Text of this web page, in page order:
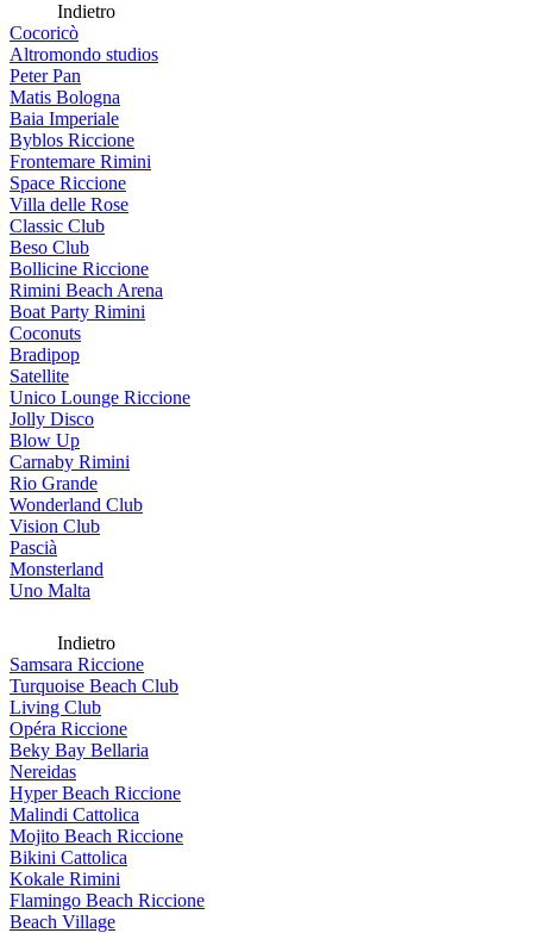
Indietro
Cocoricò
Altromondo studios
Peter Pan
Matis Bologna
Baia Imperiale
Byblos Riccione
Frontemare Rimini
Space Riccione
Villa delle Rose
Classic Club
Beso Club
Bollicine Riccione
Rimini Beach Arena
Boat Party Rimini
Coconuts
Bradipop
Satellite
Unico Lounge Riccione
Jolly Disco
Blow Up
Carnaby Rimini
Rio Grande
Wonderland Club
Vision Club
Pascià
Monsterland
Uno Malta
Indietro
Samsara Riccione
Turquoise Beach Club
Living Club
Opéra Riccione
Beky Bay Bellaria
Nereidas
Hyper Beach Riccione
Malindi Cattolica
Mojito Beach Riccione
Bikini Cattolica
Kokale Rimini
Flamingo Beach Riccione
Beach Village